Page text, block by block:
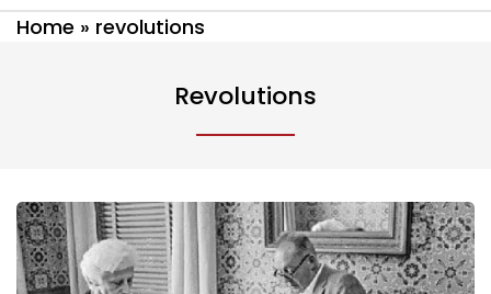
Home » revolutions
Revolutions